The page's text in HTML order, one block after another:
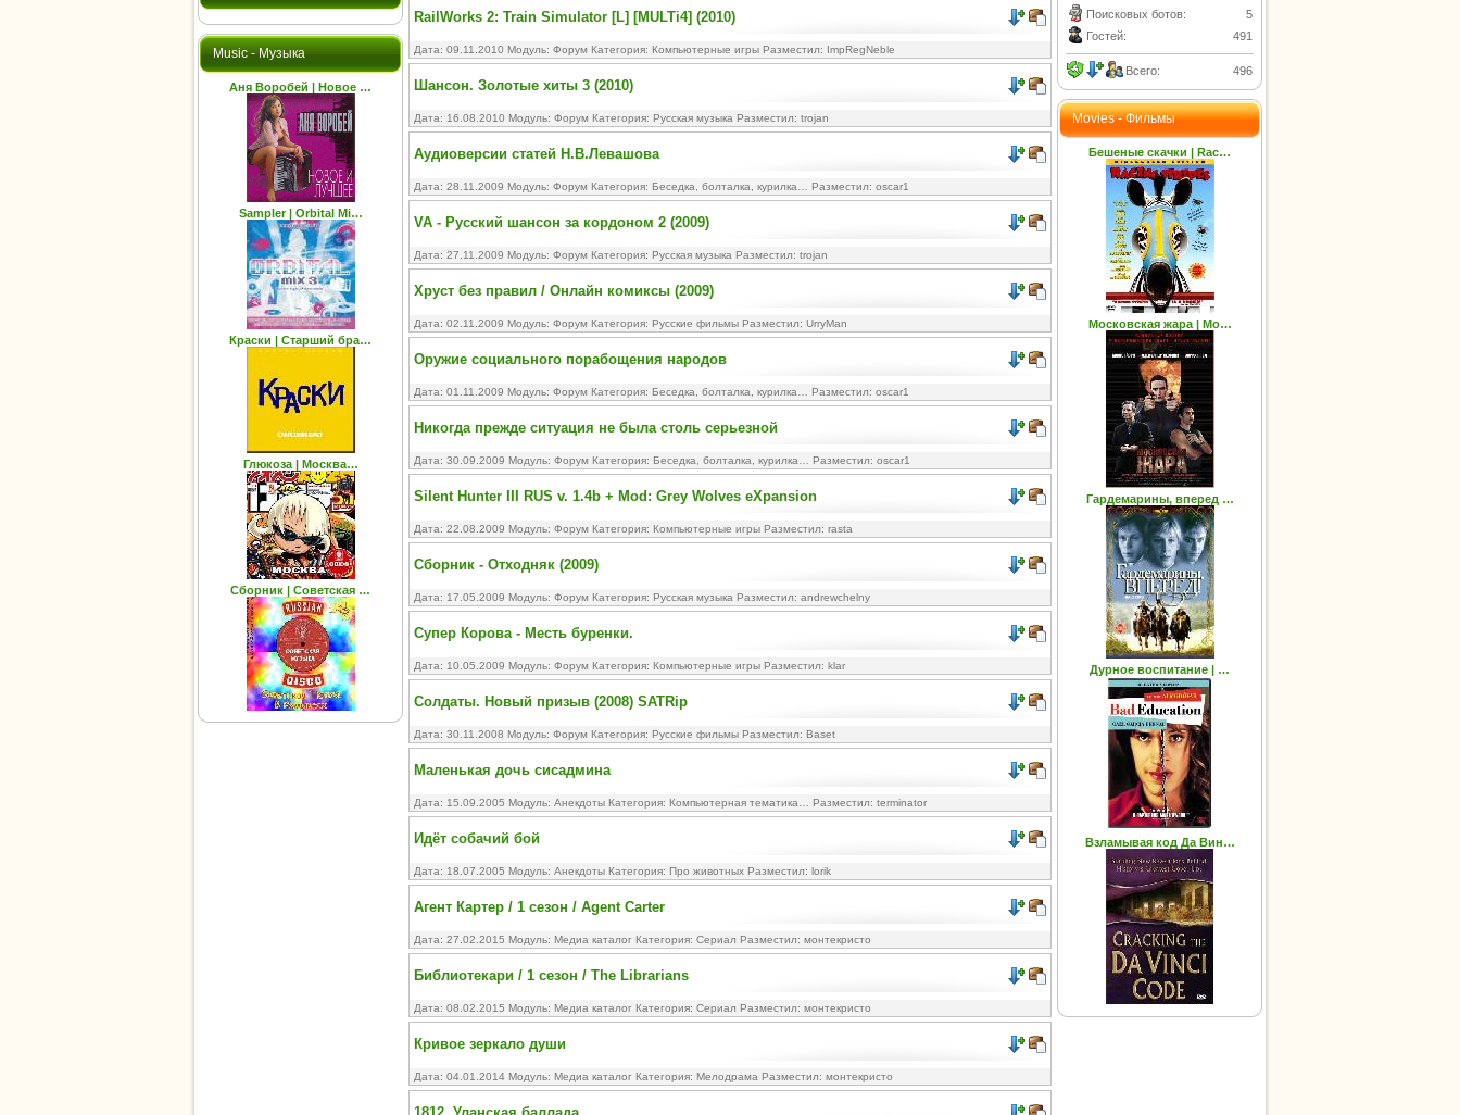
Music - Музыка
Аня Воробей | Новое …
Sampler | Orbital Mi…
Краски | Старший бра…
Глюкоза | Москва…
Сборник | Советская …
RailWorks 2: Train Simulator [L] [MULTi4] (2010)
Дата: 09.11.2010 Модуль: Форум Категория: Компьютерные игры Разместил: ImpRegNeble
Шансон. Золотые хиты 3 (2010)
Дата: 16.08.2010 Модуль: Форум Категория: Русская музыка Разместил: trojan
Аудиоверсии статей Н.В.Левашова
Дата: 28.11.2009 Модуль: Форум Категория: Беседка, болталка, курилка… Разместил: oscar1
VA - Русский шансон за кордоном 2 (2009)
Дата: 27.11.2009 Модуль: Форум Категория: Русская музыка Разместил: trojan
Хруст без правил / Онлайн комиксы (2009)
Дата: 02.11.2009 Модуль: Форум Категория: Русские фильмы Разместил: UrryMan
Оружие социального порабощения народов
Дата: 01.11.2009 Модуль: Форум Категория: Беседка, болталка, курилка… Разместил: oscar1
Никогда прежде ситуация не была столь серьезной
Дата: 30.09.2009 Модуль: Форум Категория: Беседка, болталка, курилка… Разместил: oscar1
Silent Hunter III RUS v. 1.4b + Mod: Grey Wolves eXpansion
Дата: 22.08.2009 Модуль: Форум Категория: Компьютерные игры Разместил: rasta
Сборник - Отходняк (2009)
Дата: 17.05.2009 Модуль: Форум Категория: Русская музыка Разместил: andrewchelny
Супер Корова - Месть буренки.
Дата: 10.05.2009 Модуль: Форум Категория: Компьютерные игры Разместил: klar
Солдаты. Новый призыв (2008) SATRip
Дата: 30.11.2008 Модуль: Форум Категория: Русские фильмы Разместил: Baset
Маленькая дочь сисадмина
Дата: 15.09.2005 Модуль: Анекдоты Категория: Компьютерная тематика… Разместил: terminator
Идёт собачий бой
Дата: 18.07.2005 Модуль: Анекдоты Категория: Про животных Разместил: lorik
Агент Картер / 1 сезон / Agent Carter
Дата: 27.02.2015 Модуль: Медиа каталог Категория: Сериал Разместил: монтекристо
Библиотекари / 1 сезон / The Librarians
Дата: 08.02.2015 Модуль: Медиа каталог Категория: Сериал Разместил: монтекристо
Кривое зеркало души
Дата: 04.01.2014 Модуль: Медиа каталог Категория: Мелодрама Разместил: монтекристо
Поисковых ботов:
5
Гостей:
491
Всего: 496
Movies - Фильмы
Бешеные скачки | Rac…
Московская жара | Mo…
Гардемарины, вперед …
Дурное воспитание | …
Взламывая код Да Вин…